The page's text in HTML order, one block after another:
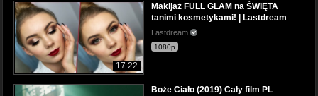
17:22
Makijaż FULL GLAM na ŚWIĘTA
tanimi kosmetykami! | Lastdream
Lastdream
1080p
Boże Ciało (2019) Cały film PL